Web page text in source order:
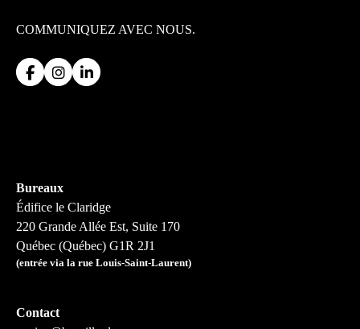
COMMUNIQUEZ AVEC NOUS.
Bureaux
Édifice le Claridge
220 Grande Allée Est, Suite 170
Québec (Québec) G1R 2J1
(entrée via la rue Louis-Saint-Laurent)
Contact